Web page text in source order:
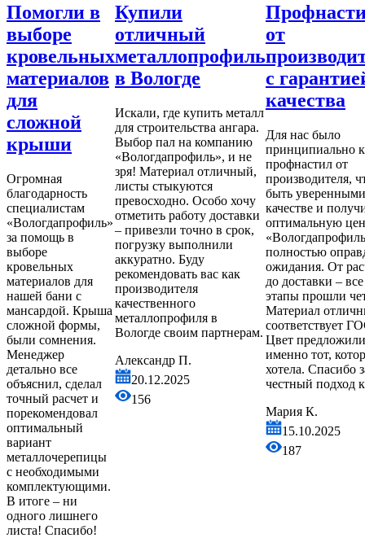
Помогли в
выборе
кровельных
материалов
для
сложной
крыши
Огромная
благодарность
специалистам
«Вологдапрофиль»
за помощь в
выборе
кровельных
материалов для
нашей бани с
мансардой. Крыша
сложной формы,
были сомнения.
Менеджер
детально все
объяснил, сделал
точный расчет и
порекомендовал
оптимальный
вариант
металлочерепицы
с необходимыми
комплектующими.
В итоге – ни
одного лишнего
листа! Спасибо!
Купили
отличный
металлопрофиль
в Вологде
Искали, где купить металл
для строительства ангара.
Выбор пал на компанию
«Вологдапрофиль», и не
зря! Материал отличный,
листы стыкуются
превосходно. Особо хочу
отметить работу доставки
– привезли точно в срок,
погрузку выполнили
аккуратно. Буду
рекомендовать вас как
производителя
качественного
металлопрофиля в
Вологде своим партнерам.
Александр П.
20.12.2025
156
от
с
качества
Для нас было
принципиально
профнастил от
производителя,
быть
качестве и
оптимальную
полностью
ожидания. От
до доставки – все
этапы прошли
Материал
соответствует
Цвет предложили
именно тот,
хотела. Спасибо
честный подход
Мария К.
15.10.2025
187